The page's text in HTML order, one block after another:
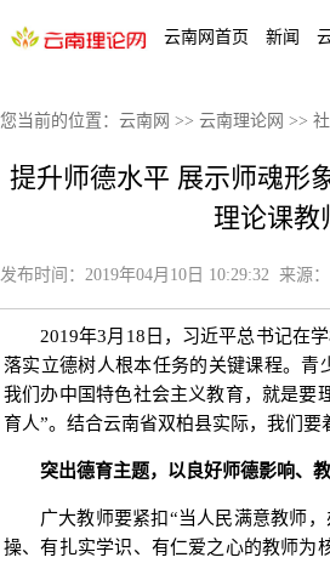
云南网首页 新闻
您当前的位置： 云南网 >> 云南理论网 >>
提升师德水平 展示师魂
理论课教
发布时间： 2019年04月10日 10:29:32 来源：
2019年3月18日，习近平总书记在
落实立德树人根本任务的关键课程。青
我们办中国特色社会主义教育，就是要
育人”。结合云南省双柏县实际，我们
突出德育主题，以良好师德影响、
广大教师要紧扣“当人民满意教师
操、有扎实学识、有仁爱之心的教师为